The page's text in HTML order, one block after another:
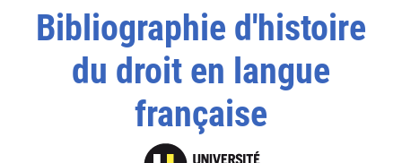
Bibliographie d'histoire
du droit en langue
française